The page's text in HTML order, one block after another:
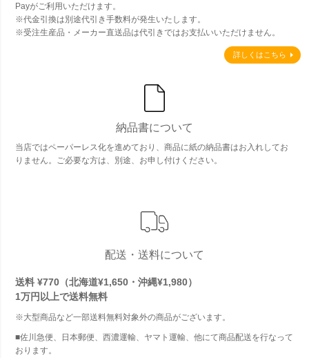
Payがご利用いただけます。
※代金引換は別途代引き手数料が発生いたします。
※受注生産品・メーカー直送品は代引きではお支払いいただけません。
詳しくはこちら
納品書について
当店ではペーパーレス化を進めており、商品に紙の納品書はお入れしてお
りません。ご必要な方は、別途、お申し付けください。
配送・送料について
送料 ¥770（北海道¥1,650・沖縄¥1,980）
1万円以上で送料無料
※大型商品など一部送料無料対象外の商品がございます。
■佐川急便、日本郵便、西濃運輸、ヤマト運輸、他にて商品配送を行なって
おります。